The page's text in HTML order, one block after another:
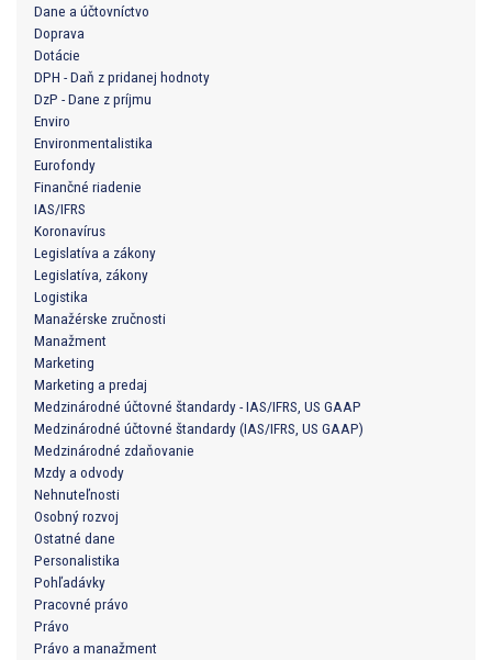
Dane a účtovníctvo
Doprava
Dotácie
DPH - Daň z pridanej hodnoty
DzP - Dane z príjmu
Enviro
Environmentalistika
Eurofondy
Finančné riadenie
IAS/IFRS
Koronavírus
Legislatíva a zákony
Legislatíva, zákony
Logistika
Manažérske zručnosti
Manažment
Marketing
Marketing a predaj
Medzinárodné účtovné štandardy - IAS/IFRS, US GAAP
Medzinárodné účtovné štandardy (IAS/IFRS, US GAAP)
Medzinárodné zdaňovanie
Mzdy a odvody
Nehnuteľnosti
Osobný rozvoj
Ostatné dane
Personalistika
Pohľadávky
Pracovné právo
Právo
Právo a manažment